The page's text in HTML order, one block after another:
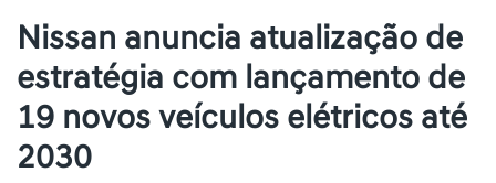
Nissan anuncia atualização de
estratégia com lançamento de
19 novos veículos elétricos até
2030